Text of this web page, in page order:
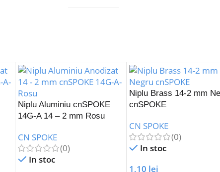
Niplu Aluminiu cnSPOKE
14G-A 14 – 2 mm Rosu
CN SPOKE
(0)
In stoc
Niplu Brass 14-2 mm
cnSPOKE
CN SPOKE
(0)
In stoc
1,10 lei